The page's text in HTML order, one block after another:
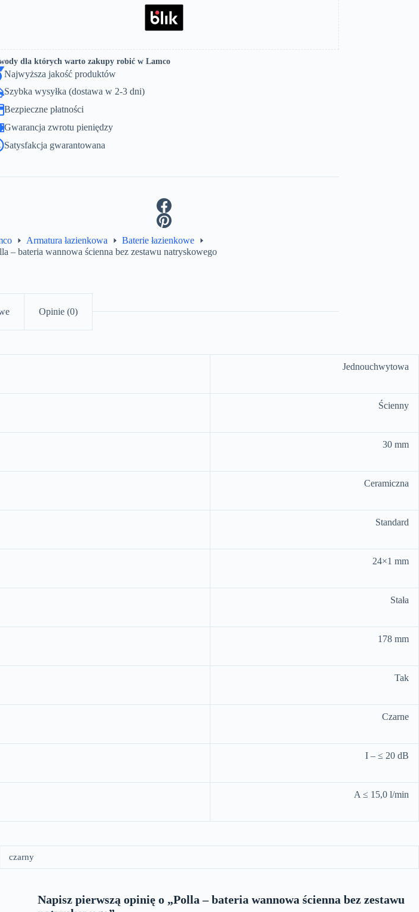
dla których warto zakupy robić w Lamco
Najwyższa jakość produktów
Szybka wysyłka (dostawa w 2-3 dni)
Bezpieczne płatności
Gwarancja zwrotu pieniędzy
Satysfakcja gwarantowana
Armatura łazienkowa
Baterie łazienkowe
– bateria wannowa ścienna bez zestawu natryskowego
Opinie (0)
Jednouchwytowa
Ścienny
30 mm
Ceramiczna
Standard
24×1 mm
Stała
178 mm
Tak
Czarne
I – ≤ 20 dB
A ≤ 15,0 l/min
czarny
Napisz pierwszą opinię o „Polla – bateria wannowa ścienna bez zestawu